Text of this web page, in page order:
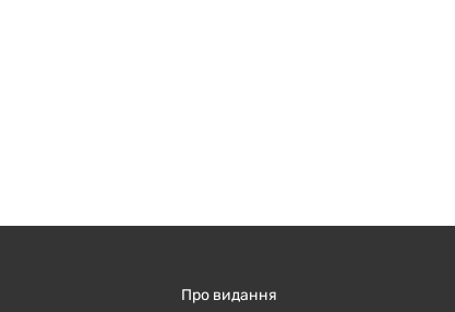
Про видання